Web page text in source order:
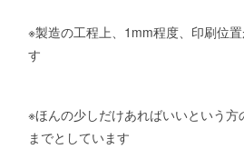
※製造の工程上、1mm程度、印刷位
す
※ほんの少しだけあればいいという
までとしています